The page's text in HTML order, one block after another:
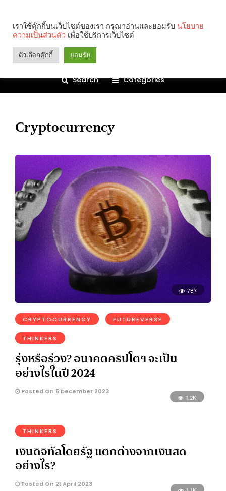
Search Categories
Cryptocurrency
787
CRYPTOCURRENCY FUTUREVERSE
THINKERS
รุ่งหรือร่วง? อนาคตคริปโตฯ จะเป็น
อย่างไรในปี 2024
Posted On 5 December 2023
1.2K
THINKERS
เงินดิจิทัลโดยรัฐ แตกต่างจากเงินสด
อย่างไร?
Posted On 21 April 2023
เราใช้คุ๊กกี้บนเว็บไซต์ของเรา กรุณาอ่านและยอมรับ นโยบาย
ความเป็นส่วนตัว เพื่อใช้บริการเว็บไซต์
ตัวเลือกคุ๊กกี้ ยอมรับ